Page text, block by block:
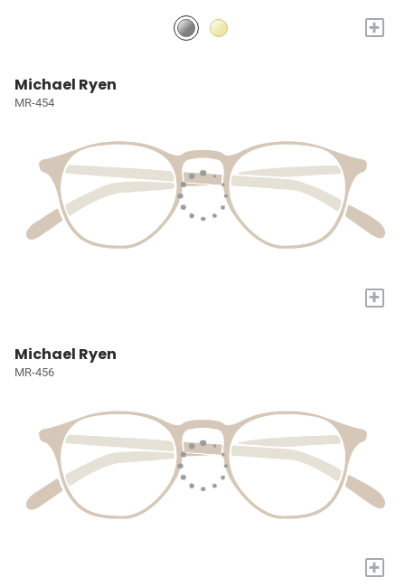
+
Michael Ryen
MR-454
+
Michael Ryen
MR-456
+